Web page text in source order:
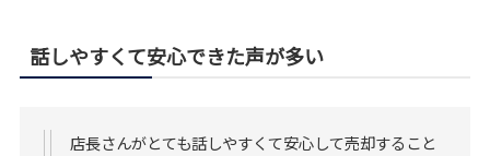
話しやすくて安心できた声が多い
店長さんがとても話しやすくて安心して売却すること